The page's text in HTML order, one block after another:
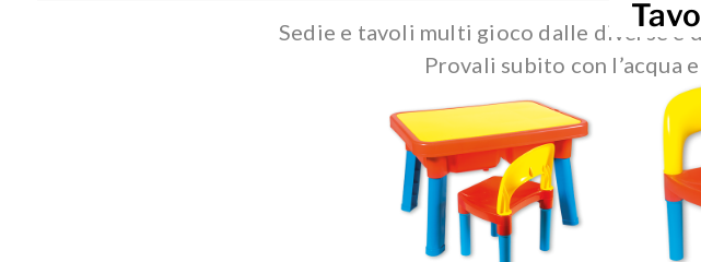
Sedie e tavoli multi gioco dalle diverse
Provali subito con l’acqua